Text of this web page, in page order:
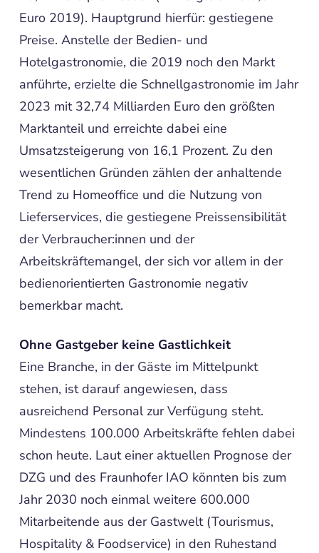
Euro 2019). Hauptgrund hierfür: gestiegene
Preise. Anstelle der Bedien- und
Hotelgastronomie, die 2019 noch den Markt
anführte, erzielte die Schnellgastronomie im Jahr
2023 mit 32,74 Milliarden Euro den größten
Marktanteil und erreichte dabei eine
Umsatzsteigerung von 16,1 Prozent. Zu den
wesentlichen Gründen zählen der anhaltende
Trend zu Homeoffice und die Nutzung von
Lieferservices, die gestiegene Preissensibilität
der Verbraucher:innen und der
Arbeitskräftemangel, der sich vor allem in der
bedienorientierten Gastronomie negativ
bemerkbar macht.
Ohne Gastgeber keine Gastlichkeit
Eine Branche, in der Gäste im Mittelpunkt
stehen, ist darauf angewiesen, dass
ausreichend Personal zur Verfügung steht.
Mindestens 100.000 Arbeitskräfte fehlen dabei
schon heute. Laut einer aktuellen Prognose der
DZG und des Fraunhofer IAO könnten bis zum
Jahr 2030 noch einmal weitere 600.000
Mitarbeitende aus der Gastwelt (Tourismus,
Hospitality & Foodservice) in den Ruhestand